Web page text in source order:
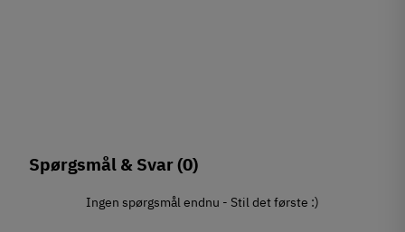
Spørgsmål & Svar(0)
Ingen spørgsmål endnu - Stil det første :)